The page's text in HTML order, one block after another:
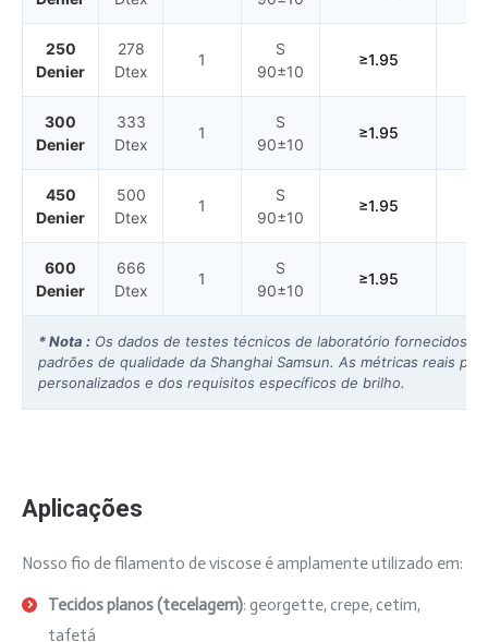
250
Denier
278
Dtex
1
S
90±10
≥1.95
300
Denier
333
Dtex
1
S
90±10
≥1.95
450
Denier
500
Dtex
1
S
90±10
≥1.95
600
Denier
666
Dtex
1
S
90±10
≥1.95
* Nota : Os dados de testes técnicos de laboratório fornecidos
padrões de qualidade da Shanghai Samsun. As métricas reais
personalizados e dos requisitos específicos de brilho.
Aplicações
Nosso fio de filamento de viscose é amplamente utilizado em:
Tecidos planos (tecelagem): georgette, crepe, cetim,
tafetá